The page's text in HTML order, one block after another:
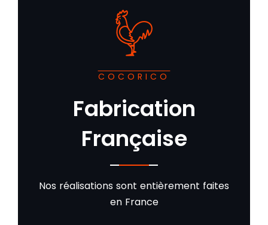
COCORICO
Fabrication
Française
Nos réalisations sont entièrement faites
en France